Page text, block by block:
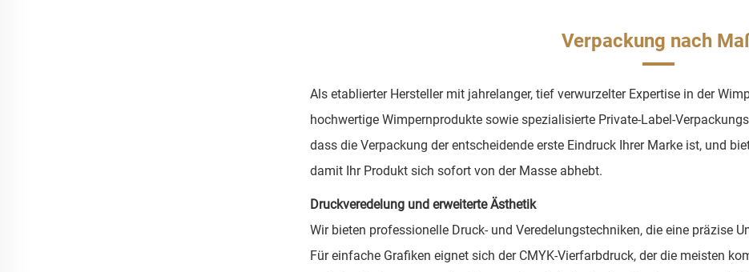
Verpackung nach
Als etablierter Hersteller mit jahrelanger, tief verwurzelter Expertise in der
hochwertige Wimpernprodukte sowie spezialisierte Private-Label-
dass die Verpackung der entscheidende erste Eindruck Ihrer Marke ist, und
damit Ihr Produkt sich sofort von der Masse abhebt.
Druckveredelung und erweiterte Ästhetik
Wir bieten professionelle Druck- und Veredelungstechniken, die eine präzise
Für einfache Grafiken eignet sich der CMYK-Vierfarbdruck, der die meisten